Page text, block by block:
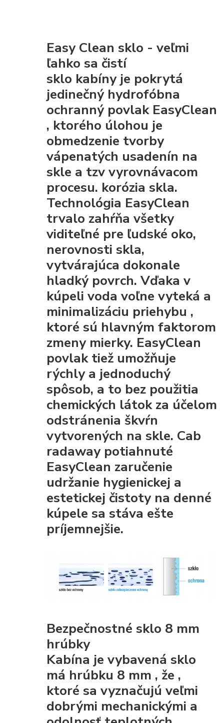
Easy Clean sklo - veľmi
ľahko sa čistí
sklo kabíny je pokrytá
jedinečný hydrofóbna
ochranný povlak EasyClean
, ktorého úlohou je
obmedzenie tvorby
vápenatých usadenín na
skle a tzv vyrovnávacom
procesu. korózia skla.
Technológia EasyClean
trvalo zahŕňa všetky
viditeľné pre ľudské oko,
nerovnosti skla,
vytvárajúca dokonale
hladký povrch. Vďakav
kúpeli voda voľne vyteká a
minimalizáciu priehybu ,
ktoré sú hlavným faktorom
zmeny mierky. EasyClean
povlak tiež umožňuje
rýchly a jednoduchý
spôsob, a to bez použitia
chemických látok za účelom
odstránenia škvŕn
vytvorených na skle. Cab
radaway potiahnuté
EasyClean zaručenie
udržanie hygienickej a
estetickej čistoty na denné
kúpele sa stáva ešte
príjemnejšie.
Bezpečnostné sklo 8 mm
hrúbky
Kabína je vybavenásklo
má hrúbku 8 mm , že ,
ktoré sa vyznačujú veľmi
dobrými mechanickými a